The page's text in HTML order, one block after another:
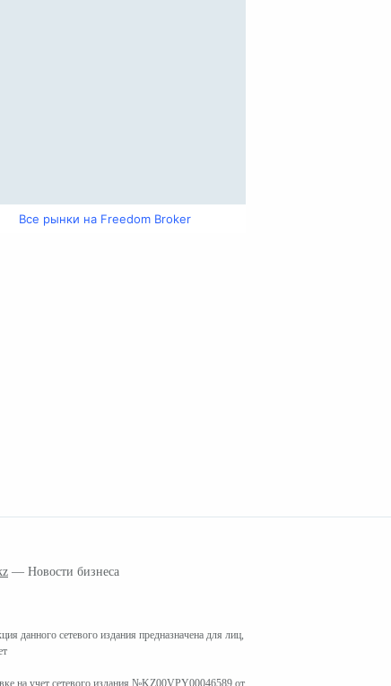
Все рынки на Freedom Broker
— Новости бизнеса
данного сетевого издания предназначена для лиц,
на учет сетевого издания №KZ00VPY00046589 от